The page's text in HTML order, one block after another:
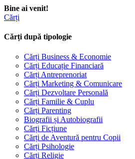
Bine ai venit!
Cărți
Cărți după tipologie
Cărți Business & Economie
Cărți Educație Financiară
Cărți Antreprenoriat
Cărți Marketing & Comunicare
Cărți Dezvoltare Personală
Cărți Familie & Cuplu
Cărți Parenting
Biografii și Autobiografii
Cărți Ficțiune
Cărți de Aventură pentru Copii
Cărți Psihologie
Cărți Religie